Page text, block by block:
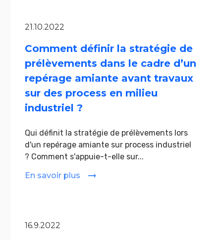
21.10.2022
Comment définir la stratégie de
prélèvements dans le cadre d’un
repérage amiante avant travaux
sur des process en milieu
industriel ?
Qui définit la stratégie de prélèvements lors
d'un repérage amiante sur process industriel
? Comment s'appuie-t-elle sur...
En savoir plus
16.9.2022